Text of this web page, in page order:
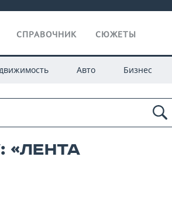
СПРАВОЧНИК СЮЖЕТЫ
Авто Бизнес
«лента